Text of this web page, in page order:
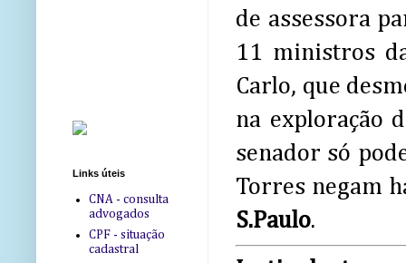
de assessora
11 ministros
Carlo, que
na exploração
senador só
Torres negam
S.Paulo.
Links úteis
CNA - consulta
advogados
CPF - situação
cadastral